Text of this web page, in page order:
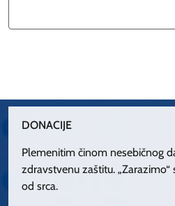
DONACIJE
Plemenitim činom nesebičnog
zdravstvenu zaštitu.
od srca.